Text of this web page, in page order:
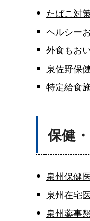
たばこ対
ヘルシー
外食もお
泉佐野保
特定給食
保健
泉州保健
泉州在宅
泉州薬事